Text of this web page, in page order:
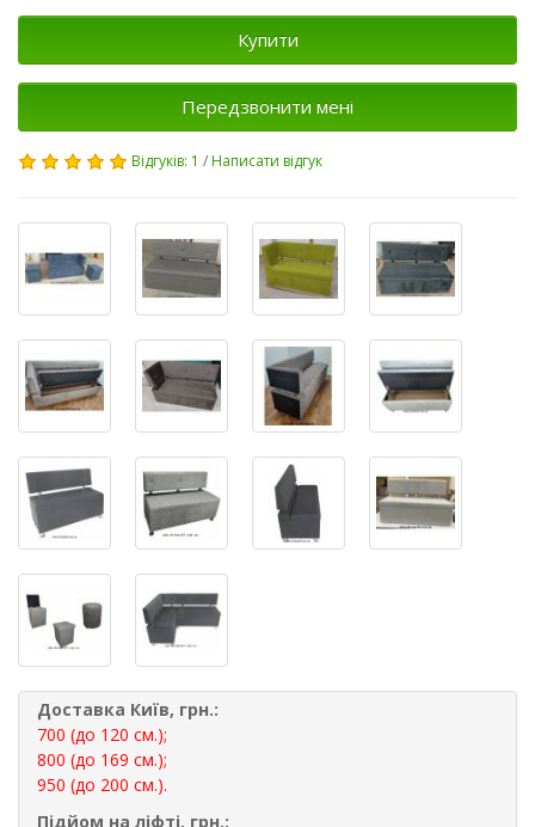
Купити
Передзвонити мені
Відгуків: 1 /Написати відгук
Доставка Київ, грн.:
700 (до 120 см.);
800 (до 169 см.);
950 (до 200 см.).
Підйом на ліфті, грн.: